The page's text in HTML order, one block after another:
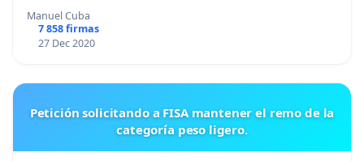
Manuel Cuba
7 858 firmas
27 Dec 2020
Petición solicitando a FISA mantener el remo de la
categoría peso ligero.